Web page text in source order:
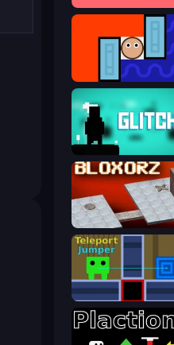
Lava and Aqua
Bloxorz
Teleport Jumper